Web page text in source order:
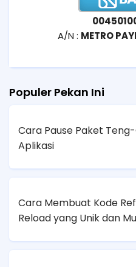
A/N : METRO
Populer Pekan Ini
Cara Pause Paket
Aplikasi
Cara Membuat Kode
Reload yang Unik dan